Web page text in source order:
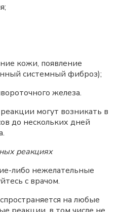
кожи, появление
системный фиброз);
железа.
могут возникать в
до нескольких дней
реакциях
либо нежелательные
с врачом.
на любые